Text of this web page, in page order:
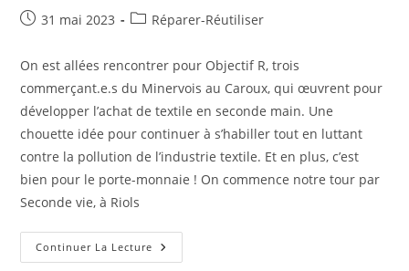
Publication
31 mai 2023
PostRéparer-Réutiliser
On est allées rencontrer pour Objectif R, trois
commerçant.e.s du Minervois au Caroux, qui œuvrent pour
développer l’achat de textile en seconde main. Une
chouette idée pour continuer à s’habiller tout en luttant
contre la pollution de l’industrie textile. Et en plus, c’est
bien pour le porte-monnaie ! On commence notre tour par
Seconde vie, à Riols
Continuer La Lecture R
Comme